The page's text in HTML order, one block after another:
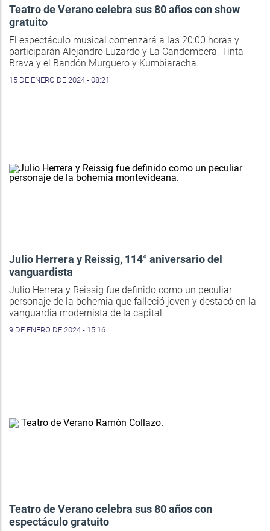
Teatro de Verano celebra sus 80 años con show
gratuito
El espectáculo musical comenzará a las 20:00 horas y
participarán Alejandro Luzardo y La Candombera, Tinta
Brava y el Bandón Murguero y Kumbiaracha.
15 DE ENERO DE 2024 - 08:21
Julio Herrera y Reissig, 114° aniversario del
vanguardista
Julio Herrera y Reissig fue definido como un peculiar
personaje de la bohemia que falleció joven y destacó en la
vanguardia modernista de la capital.
9 DE ENERO DE 2024 - 15:16
Teatro de Verano celebra sus 80 años con
espectáculo gratuito